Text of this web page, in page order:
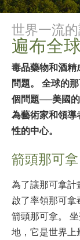
世界一流
遍布全
毒品藥物和酒
問題。 全球的
個問題──美國
為藝術家和領
性的中心。
箭頭那可拿
為了讓那可拿
啟了率領那可
箭頭那可拿。
地，它是世界